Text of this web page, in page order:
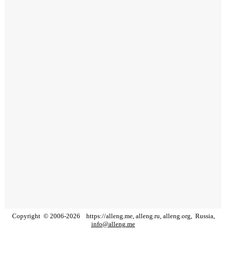
Copyright © 2006-2026 https://alleng.me, alleng.ru, alleng.org, Russia,
info@alleng.me